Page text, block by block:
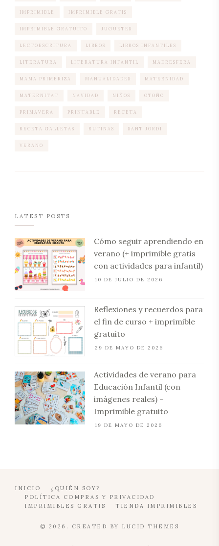
IMPRIMIBLE IMPRIMIBLE GRATIS
IMPRIMIBLE GRATUITO JUGUETES
LECTOESCRITURA LIBROS LIBROS INFANTILES
LITERATURA LITERATURA INFANTIL MADRESFERA
MAMA PRIMERIZA MANUALIDADES MATERNIDAD
MATERNITAT NAVIDAD NIÑOS OTOÑO
PRIMAVERA PRINTABLE RECETA
RECETA GALLETAS RUTINAS SANT JORDI
VERANO
LATEST POSTS
Cómo seguir aprendiendo en
verano (+ imprimible gratis
con actividades para infantil)
10 DE JULIO DE 2026
Reflexiones y recuerdos para
el fin de curso + imprimible
gratuito
29 DE MAYO DE 2026
Actividades de verano para
Educación Infantil (con
imágenes reales) –
Imprimible gratuito
19 DE MAYO DE 2026
INICIO
¿QUIÉN SOY?
POLÍTICA COMPRAS Y PRIVACIDAD
IMPRIMIBLES GRATIS
TIENDA IMPRIMIBLES
© 2026. CREATED BY LUCID THEMES